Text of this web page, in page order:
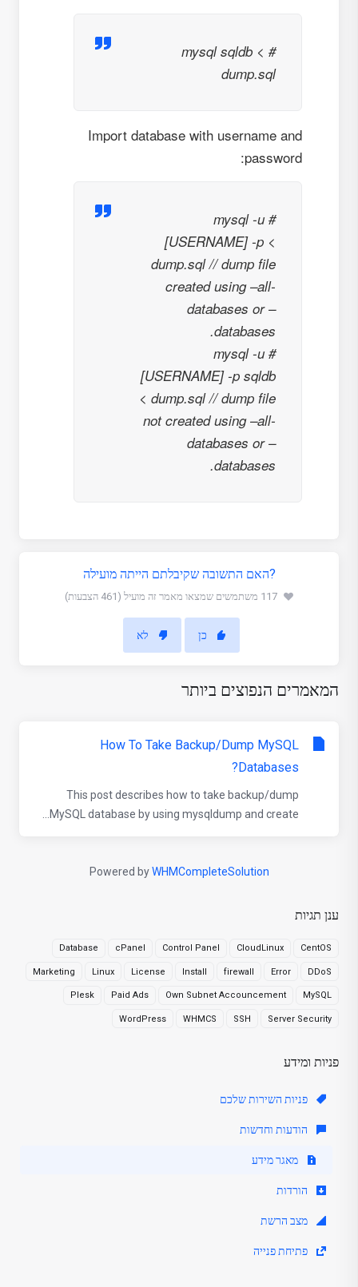
ענן תגיות
CentOS
CloudLinux
Control Panel
cPanel
Database
DDoS
Error
firewall
Install
License
Linux
Marketing
MySQL
Own Subnet Accouncement
Paid Ads
Plesk
Server Security
SSH
WHMCS
WordPress
פניות ומידע
פניות השירות שלכם
הודעות וחדשות
מאגר מידע
הורדות
מצב הרשת
פתיחת פנייה
# mysql sqldb <
dump.sql
Import database with username and
password:
# mysql -u
[USERNAME] -p <
dump.sql // dump file
created using –all-
databases or –
databases.
# mysql -u
[USERNAME] -p sqldb
< dump.sql // dump file
not created using –all-
databases or –
databases.
?האם התשובה שקיבלתם הייתה מועילה
117 משתמשים שמצאו מאמר זה מועיל (461 הצבעות)
כן לא
המאמרים הנפוצים ביותר
How To Take Backup/Dump MySQL
Databases?
This post describes how to take backup/dump
MySQL database by using mysqldump and create...
Powered byWHMCompleteSolution